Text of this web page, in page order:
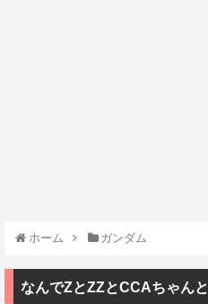
ホーム ガンダム
なんでZとZZとCCAちゃん